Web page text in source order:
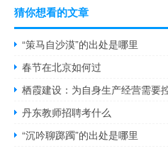
猜你想看的文章
“策马自沙漠”的出处是哪里
春节在北京如何过
栖霞建设：为自身生产经营需要
丹东教师招聘考什么
“沉吟聊踯躅”的出处是哪里